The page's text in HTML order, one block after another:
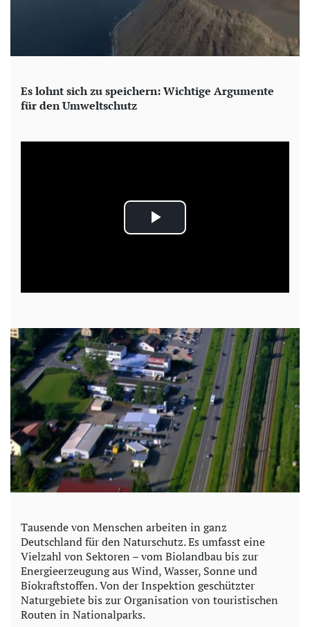
Es lohnt sich zu speichern: Wichtige Argumente
für den Umweltschutz
P
a
y
V
i
d
e
o
Tausende von Menschen arbeiten in ganz
Deutschland für den Naturschutz. Es umfasst eine
Vielzahl von Sektoren – vom Biolandbau bis zur
Energieerzeugung aus Wind, Wasser, Sonne und
Biokraftstoffen. Von der Inspektion geschützter
Naturgebiete bis zur Organisation von touristischen
Routen in Nationalparks.